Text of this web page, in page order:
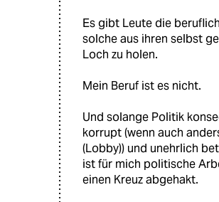
Es gibt Leute die
solche aus ihren selbst
Loch zu holen.
Mein Beruf ist es nicht.
Und solange Politik
korrupt (wenn auch
(Lobby)) und unehrlich
ist für mich politische
einen Kreuz abgehakt.